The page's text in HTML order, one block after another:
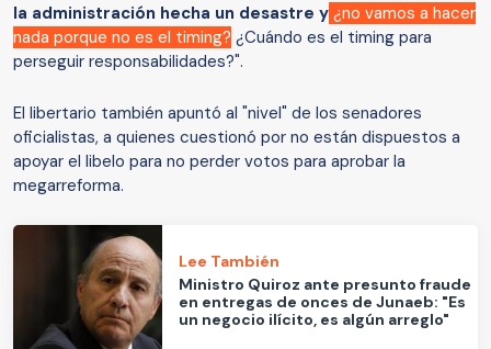
la administración hecha un desastre y ¿no vamos a hacer
nada porque no es el timing? ¿Cuándo es el timing para
perseguir responsabilidades?".
El libertario también apuntó al "nivel" de los senadores
oficialistas, a quienes cuestionó por no están dispuestos a
apoyar el libelo para no perder votos para aprobar la
megarreforma.
Lee También
Ministro Quiroz ante presunto fraude
en entregas de onces de Junaeb: "Es
un negocio ilícito, es algún arreglo"